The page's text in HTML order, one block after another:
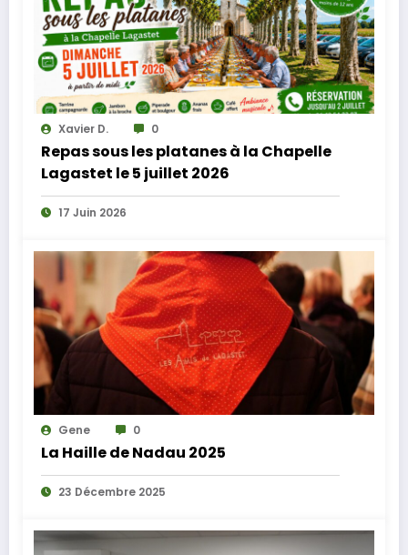
Xavier D. 0
Repas sous les platanes à la Chapelle
Lagastet le 5 juillet 2026
17 Juin 2026
Gene 0
La Haille de Nadau 2025
23 Décembre 2025